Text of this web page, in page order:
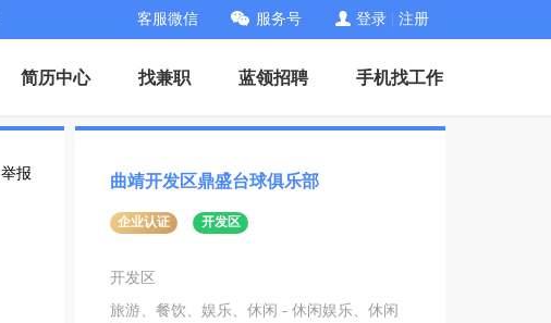
客服微信 服务号 登录 注册
简历中心 找兼职 蓝领招聘 手机找工作
举报 曲靖开发区鼎盛台球俱乐部
企业认证 开发区
开发区
旅游、餐饮、娱乐、休闲 - 休闲娱乐、休闲